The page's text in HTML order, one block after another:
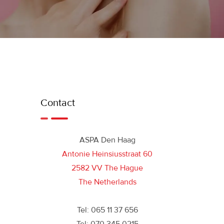
Contact
ASPA Den Haag
Antonie Heinsiusstraat 60
2582 VV The Hague
The Netherlands
Tel: 065 11 37 656